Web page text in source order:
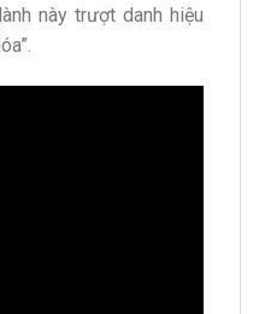
này trượt danh hiệu